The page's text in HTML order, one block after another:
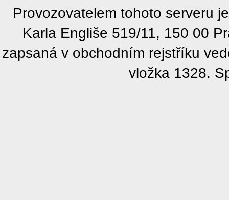
Provozovatelem tohoto serveru
Karla Engliše 519/11, 150 00
zapsaná v obchodním rejstříku
vložka 1328.